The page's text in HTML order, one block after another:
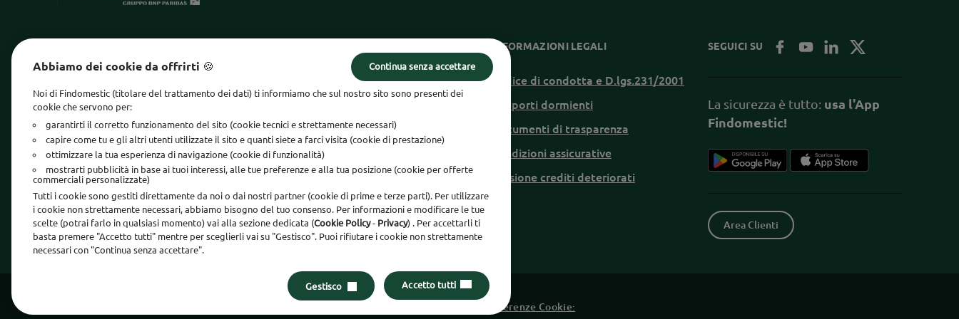
Lavora con noi
Diventa partner
Margine di conversione
Whistleblowing
Accessibilità
Privacy
Cookie Policy
INFORMAZIONI LEGALI
Codice di condotta e D.lgs.231/2001
Rapporti dormienti
Documenti di trasparenza
Condizioni assicurative
Cessione crediti deteriorati
SEGUICI SU
La sicurezza è tutto: usa l'App
Findomestic!
Area Clienti
Preferenze Cookie:
Abbiamo dei cookie da offrirti 🍪
Noi di Findomestic (titolare del trattamento dei dati) ti informiamo che sul nostro sito sono presenti dei
cookie che servono per:
garantirti il corretto funzionamento del sito (cookie tecnici e strettamente necessari)
capire come tu e gli altri utenti utilizzate il sito e quanti siete a farci visita (cookie di prestazione)
ottimizzare la tua esperienza di navigazione (cookie di funzionalità)
mostrarti pubblicità in base ai tuoi interessi, alle tue preferenze e alla tua posizione (cookie per offerte
commerciali personalizzate)
Tutti i cookie sono gestiti direttamente da noi o dai nostri partner (cookie di prime e terze parti). Per utilizzare
i cookie non strettamente necessari, abbiamo bisogno del tuo consenso. Per informazioni e modificare le tue
scelte (potrai farlo in qualsiasi momento) vai alla sezione dedicata (Cookie Policy- Privacy) . Per accettarli ti
basta premere "Accetto tutti" mentre per sceglierli vai su "Gestisco". Puoi rifiutare i cookie non strettamente
necessari con "Continua senza accettare".
Gestisco Accetto tutti
Continua senza accettare